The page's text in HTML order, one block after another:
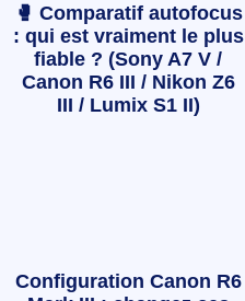
🥊 Comparatif autofocus
: qui est vraiment le plus
fiable ? (Sony A7 V /
Canon R6 III / Nikon Z6
III / Lumix S1 II)
Configuration Canon R6